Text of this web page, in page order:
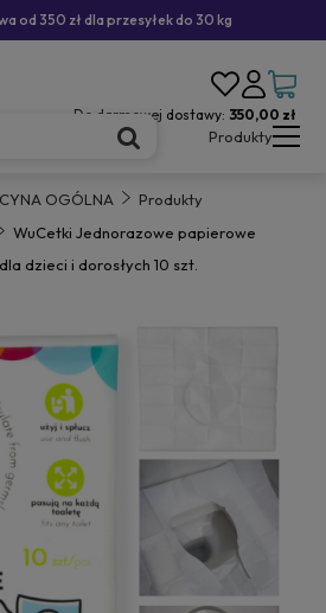
od 350 zł dla przesyłek do 30 kg
Do darmowej dostawy: 350,00 zł
Produkty
OGÓLNA
Produkty
WuCetki Jednorazowe papierowe
dzieci i dorosłych 10 szt.